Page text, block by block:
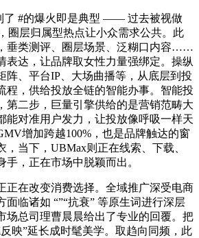
#的爆火即是典型 —— 过去被视做
圈层归属型热点让小众需求公共。此
垂类测评、圈层场景、泛糊口内容……
表达，让品牌取女性力量强绑定。操纵
阵、平台IP、大场曲播等，从底层到投
程，供给投放全链的智能办事。智能投
第二步，巨量引擎供给的是营销范畴大
能对准用户发力，让投放像呼吸一样天
增加跨越100%，也是品牌触达的窗
，当下，UBMax则正在线索、下载、
手，正在市场中脱颖而出。
在改变消费选择。全域推广深受电商
面临诸如 “”“抗衰” 等原生词进行深层
场总司理曹晨晨给出了专业的回覆。把
映”延长成时髦美学。取趋向同频，此